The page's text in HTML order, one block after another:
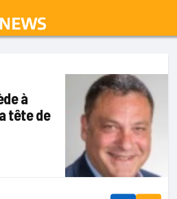
à
tête de